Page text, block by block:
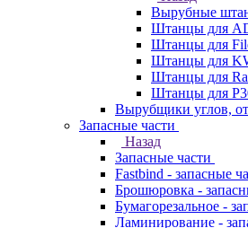
Вырубные
Штанцы для
Штанцы для
Штанцы для
Штанцы для
Штанцы для
Вырубщики углов,
Запасные части
Назад
Запасные части
Fastbind - запасные
Брошюровка -
Бумагорезальное -
Ламинирование -